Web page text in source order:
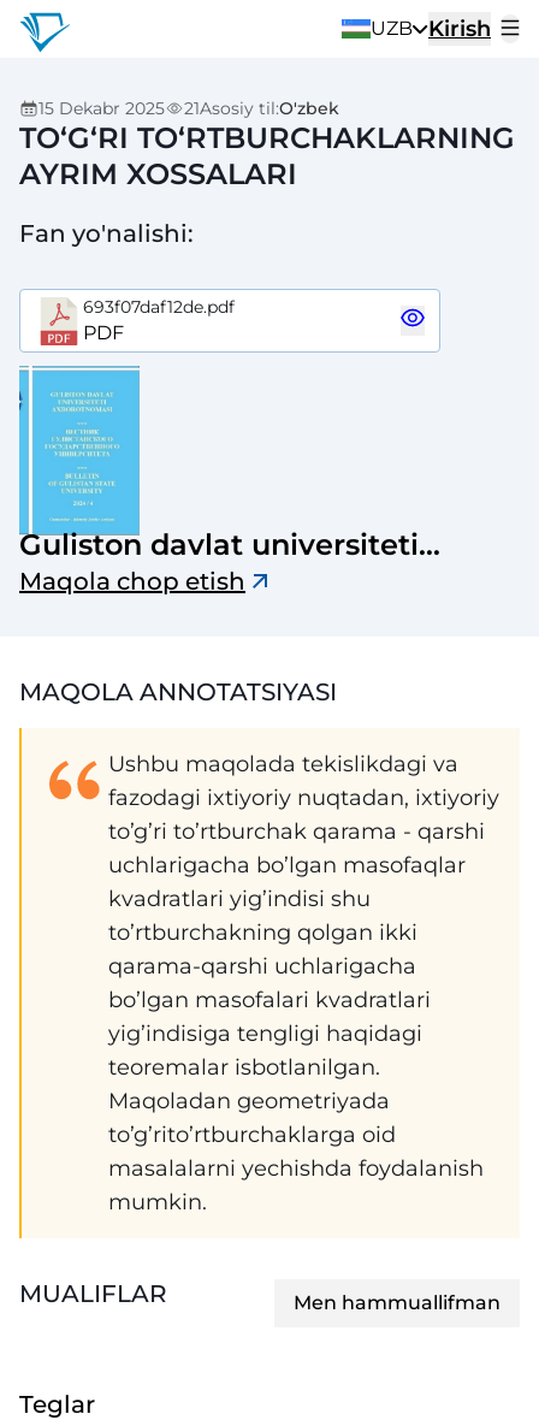
UZB Kirish
15 Dekabr 2025 21Asosiy til:O'zbek
TO‘G‘RI TO‘RTBURCHAKLARNING
AYRIM XOSSALARI
Fan yo'nalishi:
693f07daf12de.pdf
PDF
Guliston davlat universiteti
axborotnomasi
Maqola chop etish
MAQOLA ANNOTATSIYASI
Ushbu maqolada tekislikdagi va
fazodagi ixtiyoriy nuqtadan, ixtiyoriy
to’g’ri to’rtburchak qarama - qarshi
uchlarigacha bo’lgan masofaqlar
kvadratlari yig’indisi shu
to’rtburchakning qolgan ikki
qarama-qarshi uchlarigacha
bo’lgan masofalari kvadratlari
yig’indisiga tengligi haqidagi
teoremalar isbotlanilgan.
Maqoladan geometriyada
to’g’rito’rtburchaklarga oid
masalalarni yechishda foydalanish
mumkin.
MUALIFLAR Men hammuallifman
Teglar